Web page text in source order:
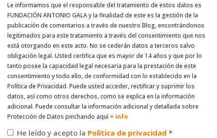
Le informamos que el responsable del tratamiento de estos datos es
FUNDACIÓN ANTONIO GALA y la finalidad de este es la gestión de la
publicación de comentarios a través de nuestro Blog, encontrándonos
legitimados para este tratamiento a través del consentimiento que nos
está otorgando en este acto. No se cederán datos a terceros salvo
obligación legal. Usted certifica que es mayor de 14 años y que por lo
tanto posee la capacidad legal necesaria para la prestación de este
consentimiento y todo ello, de conformidad con lo establecido en la
Política de Privacidad. Puede usted acceder, rectificar y suprimir los
datos, así como otros derechos, como se explica en la información
adicional. Puede consultar la información adicional y detallada sobre
Protección de Datos pinchando aquí + info
He leído y acepto la Política de privacidad *